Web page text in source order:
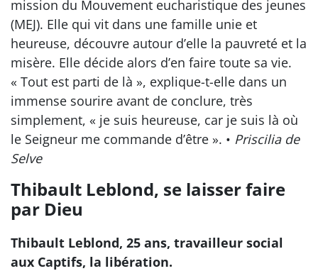
mission du Mouvement eucharistique des jeunes
(MEJ). Elle qui vit dans une famille unie et
heureuse, découvre autour d’elle la pauvreté et la
misère. Elle décide alors d’en faire toute sa vie.
« Tout est parti de là », explique-t-elle dans un
immense sourire avant de conclure, très
simplement, « je suis heureuse, car je suis là où
le Seigneur me commande d’être ». • Priscilia de
Selve
Thibault Leblond, se laisser faire
par Dieu
Thibault Leblond, 25 ans, travailleur social
aux Captifs, la libération.